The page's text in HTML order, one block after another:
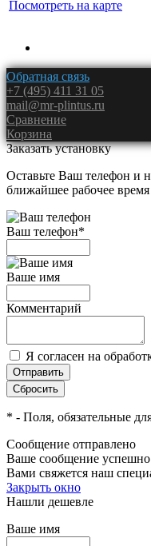
Посмотреть на карте
Обратная связь
+7 (495) 411 31 05
mail@mr-plintus.ru
Сравнение
Корзина
Заказать установку
Оставьте Ваш телефон и
ближайшее рабочее время
Ваш телефон*
Ваше имя
Комментарий
Я согласен на
* - Поля, обязательные
Сообщение отправлено
Ваше сообщение
Вами свяжется наш
Закрыть окно
Нашли дешевле
Ваше имя